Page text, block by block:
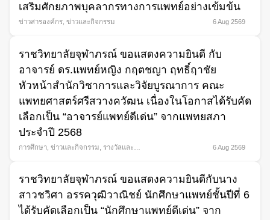
for:
เสริมศักยภาพบุคลากรทางการแพทย์อย่างเข้มข้น
ข่าวสารองค์กร ข่าวและกิจกรรม 6 Aug 2569
ราชวิทยาลัยจุฬาภรณ์ ขอแสดงความยินดี กับ
อาจารย์ ดร.แพทย์หญิง กฤตชญา ฤทธิ์ฤาชัย
หัวหน้าสำนักวิชาการและวิจัยบูรณาการ คณะ
แพทยศาสตร์ศรีสวางควัฒน เนื่องในโอกาสได้รับคัด
เลือกเป็น “อาจารย์แพทย์ดีเด่น” จากแพทยสภา
ประจำปี 2568
การศึกษา ข่าวและกิจกรรม
รางวัลและ
6 Aug 2569
ราชวิทยาลัยจุฬาภรณ์ ขอแสดงความยินดีกับนาง
สาวชวิศา อรรควุฒิวาณิชย์ นักศึกษาแพทย์ชั้นปีที่ 6
ได้รับคัดเลือกเป็น “นักศึกษาแพทย์ดีเด่น” จาก